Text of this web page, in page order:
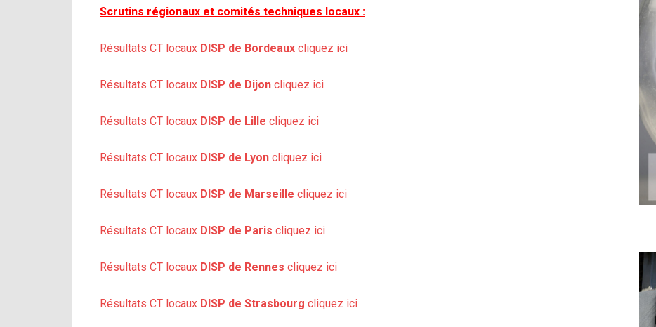
Scrutins régionaux et comités techniques locaux :
Résultats CT locaux DISP de Bordeaux cliquez ici
Résultats CT locaux DISP de Dijon cliquez ici
Résultats CT locaux DISP de Lille cliquez ici
Résultats CT locaux DISP de Lyon cliquez ici
Résultats CT locaux DISP de Marseille cliquez ici
Résultats CT locaux DISP de Paris cliquez ici
Résultats CT locaux DISP de Rennes cliquez ici
Résultats CT locaux DISP de Strasbourg cliquez ici